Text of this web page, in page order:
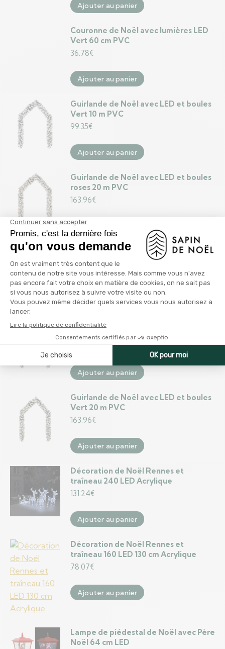
Ajouter au panier
Couronne de Noël avec lumières LED
Vert 60 cm PVC
36.78€
Ajouter au panier
Guirlande de Noël avec LED et boules
Vert 10 m PVC
99.35€
Ajouter au panier
Guirlande de Noël avec LED et boules
roses 20 m PVC
163.96€
Ajouter au panier
Guirlande de Noël Vert avec LED et
boules roses 10 m PVC
99.35€
Ajouter au panier
Guirlande de Noël Vert avec LED et
boules dorée-bronze 10 m PVC
Ajouter au panier
Guirlande de Noël avec LED et boules
Vert 20 m PVC
163.96€
Ajouter au panier
Décoration de Noël Rennes et
traîneau 240 LED Acrylique
131.24€
Ajouter au panier
Décoration de Noël Rennes et
traîneau 160 LED 130 cm Acrylique
78.07€
Ajouter au panier
Lampe de piédestal de Noël avec Père
Noël 64 cm LED